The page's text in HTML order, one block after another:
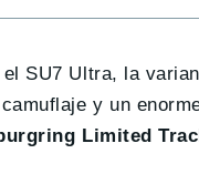
SU7 Ultra, la
y un
Limited